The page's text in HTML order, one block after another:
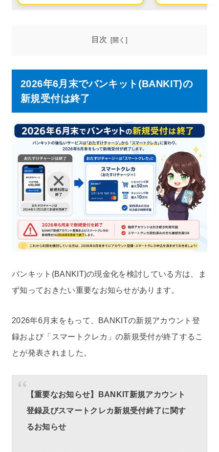
目次
2026年6月末でバンキット(BANKIT)の
新規受付は終了
バンキット(BANKIT)の現金化を検討している方は、ま
ず知っておきたい重要なお知らせがあります。
2026年6月末をもって、BANKITの新規アカウント登
録および「スマートクレカ」の新規受付が終了するこ
とが発表されました。
【重要なお知らせ】BANKIT新規アカウント
登録及びスマートクレカ新規受付終了に関す
るお知らせ